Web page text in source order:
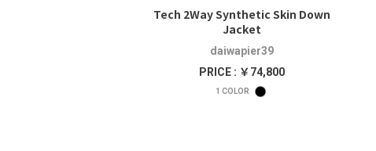
Tech 2Way Synthetic Skin Down
Jacket
daiwapier39
PRICE : ￥74,800
1 COLOR